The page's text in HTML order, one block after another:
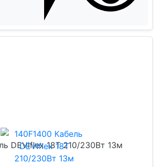
DEVIflex 18T 210/230Вт 13м